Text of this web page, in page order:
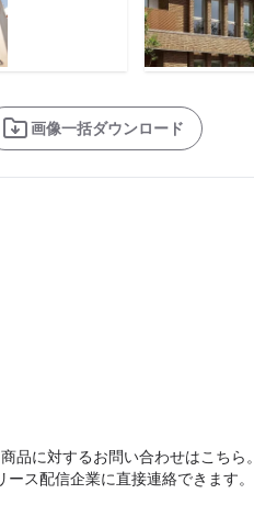
画像一括ダウンロード
品に対するお問い合わせはこちら。
ース配信企業に直接連絡できます。